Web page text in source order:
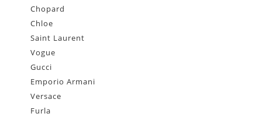
Chopard
Chloe
Saint Laurent
Vogue
Gucci
Emporio Armani
Versace
Furla